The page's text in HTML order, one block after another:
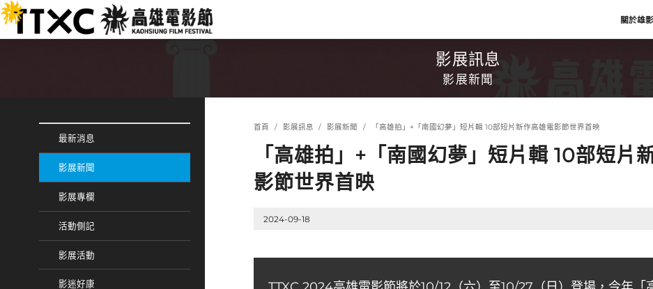
跳
到
主
:::
關於雄影
影展訊息
影展新聞
最新消息
影展新聞
影展專欄
活動側記
影展活動
影迷好康
首頁 影展訊息 影展新聞 「高雄拍」+「南國幻夢」短片輯 10部短片新作高雄電影節世界首映
「高雄拍」+「南國幻夢」短片輯 10部短片
影節世界首映
2024-09-18